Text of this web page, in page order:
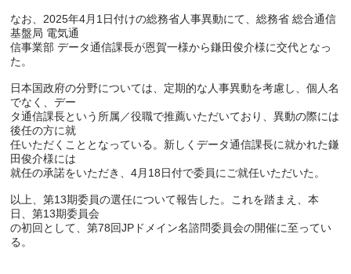
なお、2025年4月1日付けの総務省人事異動にて、総務省 総合通信
基盤局 電気通
信事業部 データ通信課長が恩賀一様から鎌田俊介様に交代となっ
た。
日本国政府の分野については、定期的な人事異動を考慮し、個人名
でなく、デー
タ通信課長という所属／役職で推薦いただいており、異動の際には
後任の方に就
任いただくこととなっている。新しくデータ通信課長に就かれた鎌
田俊介様には
就任の承諾をいただき、4月18日付で委員にご就任いただいた。
以上、第13期委員の選任について報告した。これを踏まえ、本
日、第13期委員会
の初回として、第78回JPドメイン名諮問委員会の開催に至ってい
る。